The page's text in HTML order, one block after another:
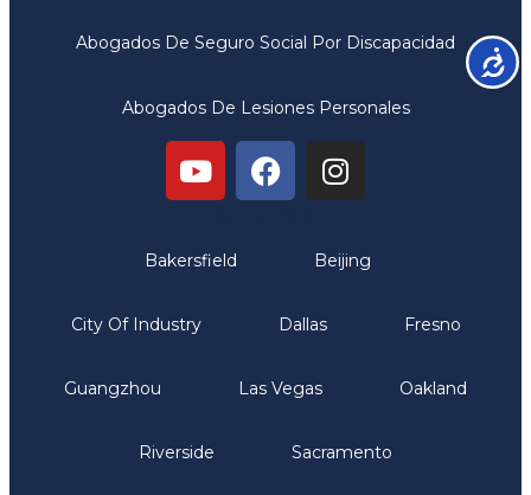
Abogados De Seguro Social Por Discapacidad
Abogados De Lesiones Personales
Bakersfield Beijing
City Of Industry Dallas Fresno
Guangzhou Las Vegas Oakland
Riverside Sacramento